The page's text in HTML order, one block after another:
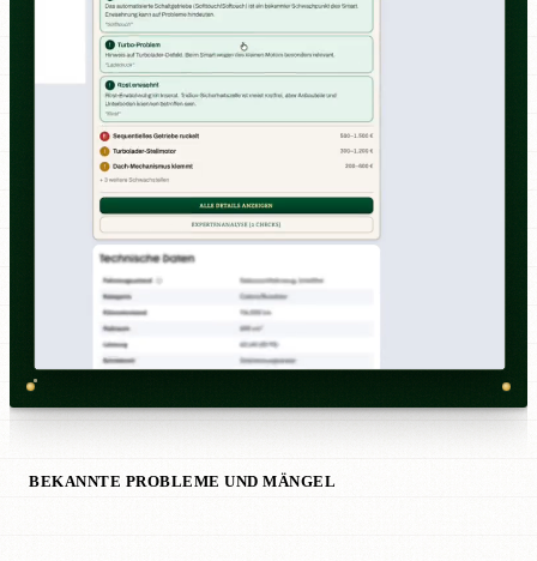
BEKANNTE PROBLEME UND MÄNGEL